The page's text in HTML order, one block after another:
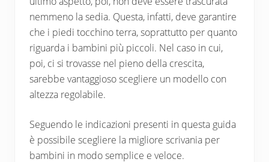
nemmeno la sedia. Questa, infatti, deve garantire
che i piedi tocchino terra, soprattutto per quanto
riguarda i bambini più piccoli. Nel caso in cui,
poi, ci si trovasse nel pieno della crescita,
sarebbe vantaggioso scegliere un modello con
altezza regolabile.
Seguendo le indicazioni presenti in questa guida
è possibile scegliere la migliore scrivania per
bambini in modo semplice e veloce.